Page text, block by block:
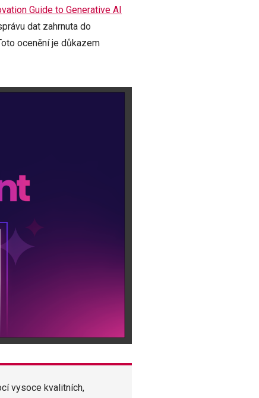
Guide to Generative AI
dat zahrnuta do
ocenění je důkazem
vysoce kvalitních,